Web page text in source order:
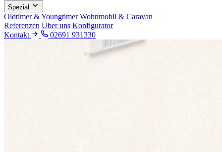
Spezial
Oldtimer & Youngtimer Wohnmobil & Caravan
Referenzen Über uns Konfigurator
Kontakt
02691 931330